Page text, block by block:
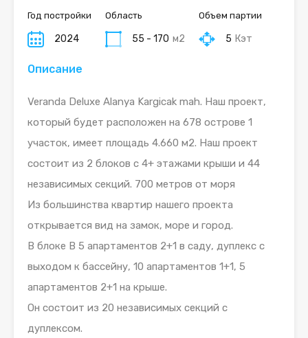
Год постройки
2024
Область
55 - 170 м2
Объем партии
5 Кэт
Описание
Veranda Deluxe Alanya Kargicak mah. Наш проект,
который будет расположен на 678 острове 1
участок, имеет площадь 4.660 м2. Наш проект
состоит из 2 блоков с 4+ этажами крыши и 44
независимых секций. 700 метров от моря
Из большинства квартир нашего проекта
открывается вид на замок, море и город.
В блоке B 5 апартаментов 2+1 в саду, дуплекс с
выходом к бассейну, 10 апартаментов 1+1, 5
апартаментов 2+1 на крыше.
Он состоит из 20 независимых секций с
дуплексом.